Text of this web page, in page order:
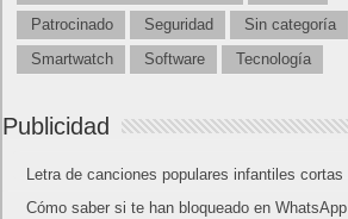
Patrocinado
Seguridad
Sin categoría
Smartwatch
Software Tecnología
Publicidad
Letra de canciones populares infantiles cortas
Cómo saber si te han bloqueado en WhatsApp